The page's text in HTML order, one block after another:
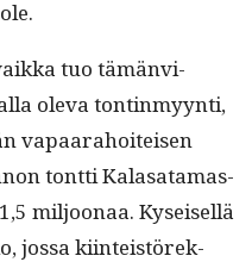
tuo tämän­vi­
ole­va ton­tin­myyn­ti,
vapaara­hoiteisen
tont­ti Kalasa­ta­mas­
miljoon­aa. Kyseisel­lä
jos­sa kiin­teistörek­